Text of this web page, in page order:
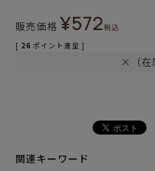
販売価格 ¥572税込
[ 26 ポイント進呈 ]
×（在
関連キーワード